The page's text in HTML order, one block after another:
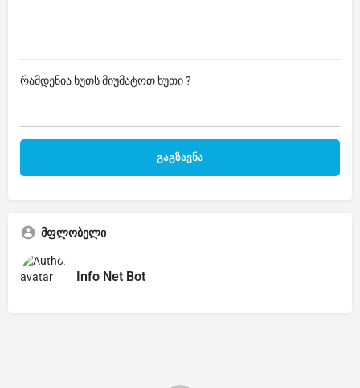
რამდენია ხუთს მიუმატოთ ხუთი ?
მფლობელი
Info Net Bot